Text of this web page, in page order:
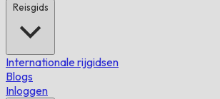
Reisgids
Internationale rijgidsen
Blogs
Inloggen